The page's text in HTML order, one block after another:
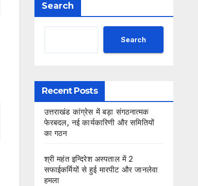
Search
Search
Recent Posts
उत्तराखंड कांग्रेस में बड़ा संगठनात्मक
फेरबदल, नई कार्यकारिणी और समितियों
का गठन
श्री महंत इन्दिरेश अस्पताल में 2
सफाईकर्मियों से हुई मारपीट और जानलेवा
हमला